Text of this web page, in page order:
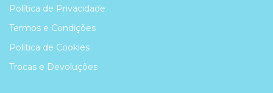
Política de Privacidade
Termos e Condições
Política de Cookies
Trocas e Devoluções